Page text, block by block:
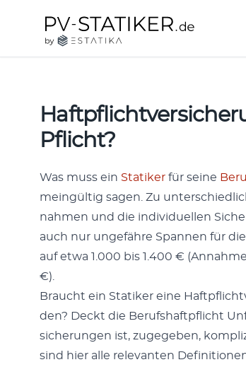
pv-statiker.de by ESTATIKA
Pflicht?
Was muss ein Sta­tik­er für seine
me­ingültig sagen. Zu
nah­men und die indi­vidu­ellen
auch nur unge­fähre Span­nen für
auf etwa 1.000 bis 1.400 €
€).
Braucht ein Sta­tik­er eine
den? Deckt die Beruf­shaftpflicht
sicherun­gen ist, zugegeben,
sind hier alle rel­e­van­ten